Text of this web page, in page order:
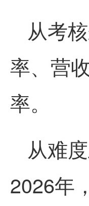
从考
率、营
率。
从难
2026年